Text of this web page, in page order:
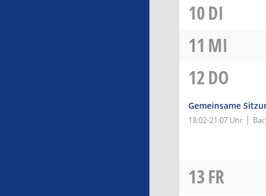
10DI
11 MI
12DO
Gemeinsame
18:02-21:07 Uhr
13FR